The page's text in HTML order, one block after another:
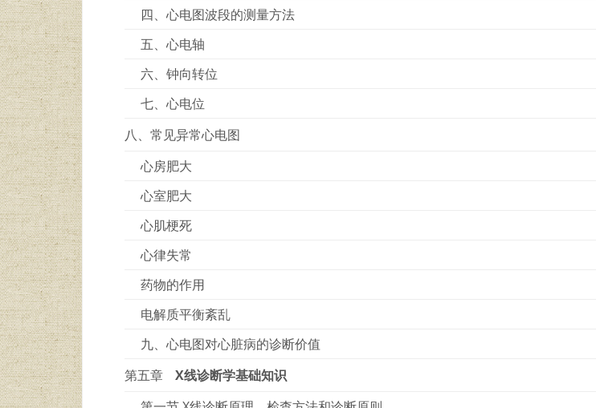
四、心电图波段的测量方法
五、心电轴
六、钟向转位
七、心电位
八、常见异常心电图
心房肥大
心室肥大
心肌梗死
心律失常
药物的作用
电解质平衡紊乱
九、心电图对心脏病的诊断价值
第五章
X线诊断学基础知识